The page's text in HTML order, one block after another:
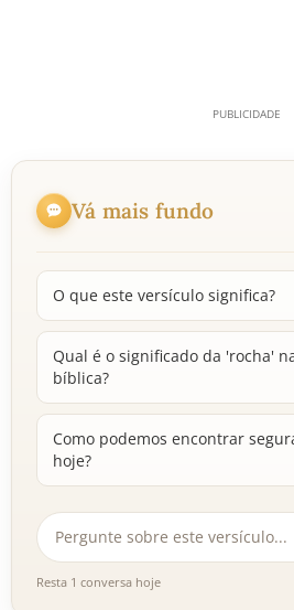
Vá mais fundo
O que este versículo significa?
Qual é o significado da 'rocha'
bíblica?
Como podemos encontrar
hoje?
Resta 1 conversa hoje